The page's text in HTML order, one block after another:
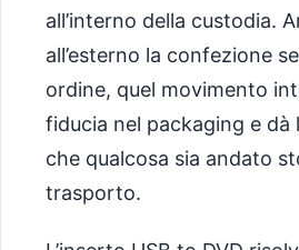
all’interno della custodia.
all’esterno la confezione
ordine, quel movimento
fiducia nel packaging e dà
che qualcosa sia andato
trasporto.